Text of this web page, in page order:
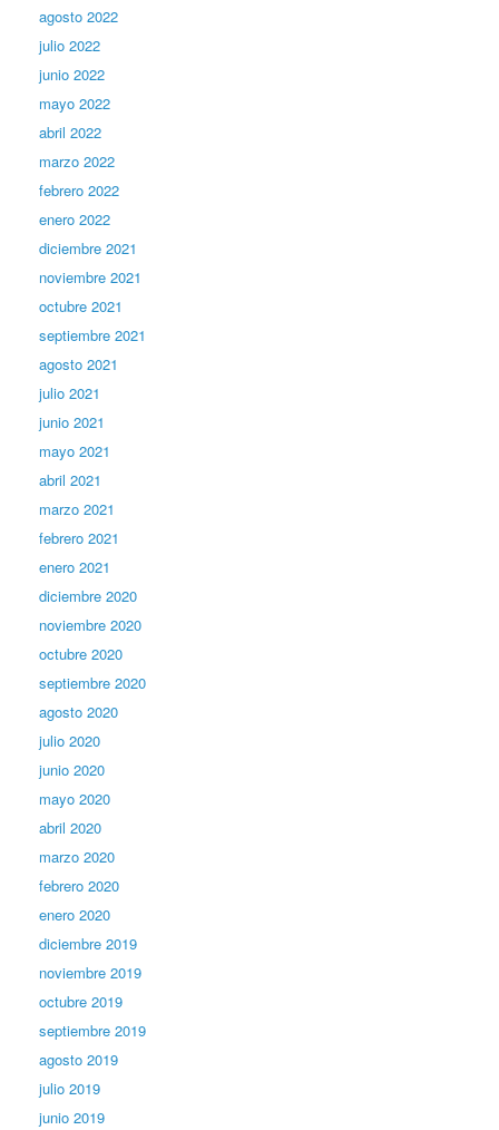
agosto 2022
julio 2022
junio 2022
mayo 2022
abril 2022
marzo 2022
febrero 2022
enero 2022
diciembre 2021
noviembre 2021
octubre 2021
septiembre 2021
agosto 2021
julio 2021
junio 2021
mayo 2021
abril 2021
marzo 2021
febrero 2021
enero 2021
diciembre 2020
noviembre 2020
octubre 2020
septiembre 2020
agosto 2020
julio 2020
junio 2020
mayo 2020
abril 2020
marzo 2020
febrero 2020
enero 2020
diciembre 2019
noviembre 2019
octubre 2019
septiembre 2019
agosto 2019
julio 2019
junio 2019